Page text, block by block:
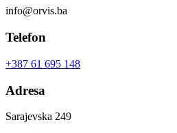
info@orvis.ba
Telefon
+387 61 695 148
Adresa
Sarajevska 249